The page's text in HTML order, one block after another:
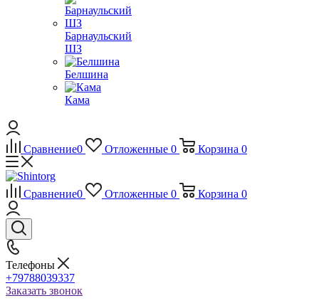
Барнаульский
ШЗ
Белшина
Кама
Сравнение0 Отложенные 0 Корзина 0
Сравнение0 Отложенные 0 Корзина 0
Телефоны
+79788039337
Заказать звонок